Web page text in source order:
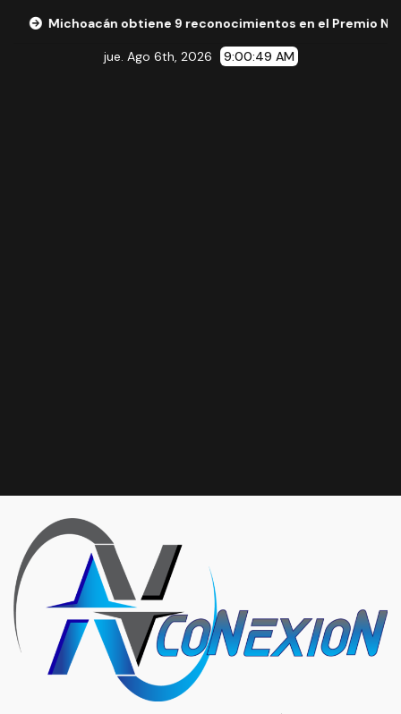
obtiene 9 reconocimientos en el Premio Nacional de la
jue. Ago 6th, 2026 9:00:50 AM